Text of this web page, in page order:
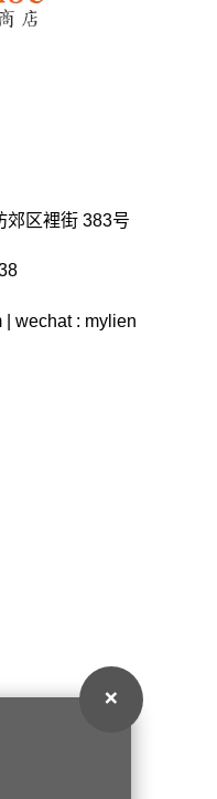
×
郊区裡街 383号
wechat : mylien